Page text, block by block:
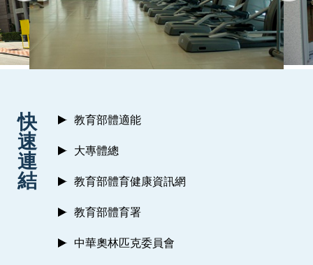
快
速
連
結
教育部體適能
大專體總
教育部體育健康資訊網
教育部體育署
中華奧林匹克委員會